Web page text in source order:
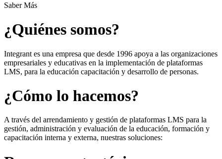
Saber Más
¿Quiénes somos?
Integrant es una empresa que desde 1996 apoya a las organizaciones
empresariales y educativas en la implementación de plataformas
LMS, para la educación capacitación y desarrollo de personas.
¿Cómo lo hacemos?
A través del arrendamiento y gestión de plataformas LMS para la
gestión, administración y evaluación de la educación, formación y
capacitación interna y externa, nuestras soluciones: